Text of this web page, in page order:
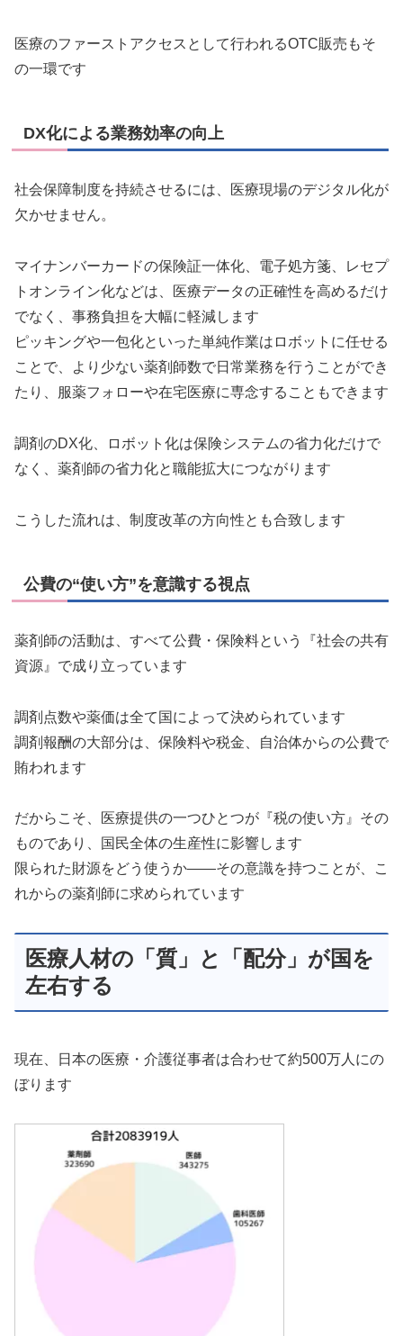
医療のファーストアクセスとして行われるOTC販売もそ
の一環です
DX化による業務効率の向上
社会保障制度を持続させるには、医療現場のデジタル化が
欠かせません。
マイナンバーカードの保険証一体化、電子処方箋、レセプ
トオンライン化などは、医療データの正確性を高めるだけ
でなく、事務負担を大幅に軽減します
ピッキングや一包化といった単純作業はロボットに任せる
ことで、より少ない薬剤師数で日常業務を行うことができ
たり、服薬フォローや在宅医療に専念することもできます
調剤のDX化、ロボット化は保険システムの省力化だけで
なく、薬剤師の省力化と職能拡大につながります
こうした流れは、制度改革の方向性とも合致します
公費の“使い方”を意識する視点
薬剤師の活動は、すべて公費・保険料という『社会の共有
資源』で成り立っています
調剤点数や薬価は全て国によって決められています
調剤報酬の大部分は、保険料や税金、自治体からの公費で
賄われます
だからこそ、医療提供の一つひとつが『税の使い方』その
ものであり、国民全体の生産性に影響します
限られた財源をどう使うか——その意識を持つことが、こ
れからの薬剤師に求められています
医療人材の「質」と「配分」が国を
左右する
現在、日本の医療・介護従事者は合わせて約500万人にの
ぼります